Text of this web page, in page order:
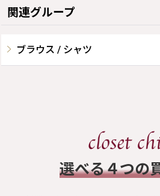
関連グループ
ブラウス / シャツ
選べる４つの